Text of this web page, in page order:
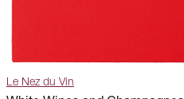
Le Nez du Vin